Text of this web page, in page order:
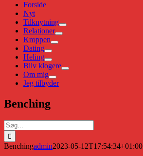
Forside
Nyt
Tilknytning
Relationer
Kroppen
Dating
Heling
Bliv klogere
Om mig
Jeg tilbyder
Benching
Søg
efter:
Benchingadmin2023-05-12T17:54:34+01:00